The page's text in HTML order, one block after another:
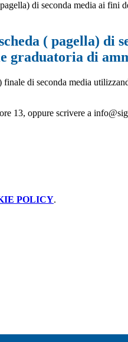
di seconda media ai fini
( pagella) di
graduatoria di
finale di seconda media
13, oppure scrivere a
POLICY.